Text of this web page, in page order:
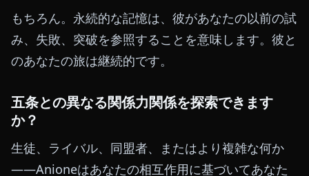
もちろん。永続的な記憶は、彼があなたの以前の試
み、失敗、突破を参照することを意味します。彼と
のあなたの旅は継続的です。
五条との異なる関係力関係を探索できます
か？
生徒、ライバル、同盟者、またはより複雑な何か
——Anioneはあなたの相互作用に基づいてあなた